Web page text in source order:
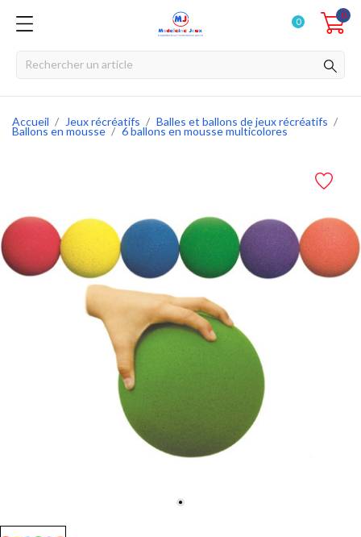
0
0
Accueil Jeux récréatifs Balles et ballons de jeux récréatifs
Ballons en mousse 6 ballons en mousse multicolores